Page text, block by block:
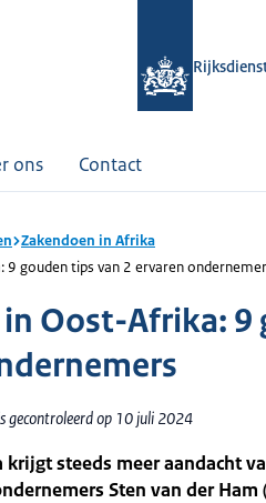
ons Contact
Zakendoen in Afrika
9 gouden tips van 2 ervaren
Oost-Afrika: 9
gecontroleerd op 10 juli 2024
steeds meer aandacht
Sten van der Ham